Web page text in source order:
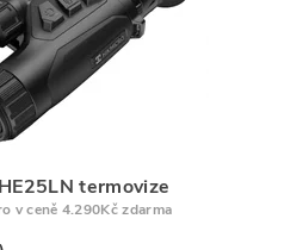
termovize
v ceně 4.290Kč zdarma